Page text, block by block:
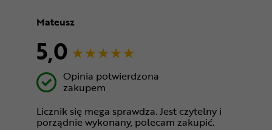
Mateusz
5,0
Opinia potwierdzona
zakupem
Licznik się mega sprawdza. Jest czytelny i
porządnie wykonany, polecam zakupić.